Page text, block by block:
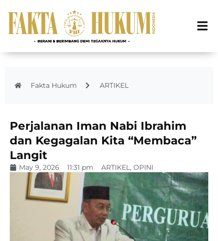
Fakta Hukum ARTIKEL
Perjalanan Iman Nabi Ibrahim
dan Kegagalan Kita “Membaca”
Langit
May 9, 2026 11:31 pm ARTIKEL, OPINI